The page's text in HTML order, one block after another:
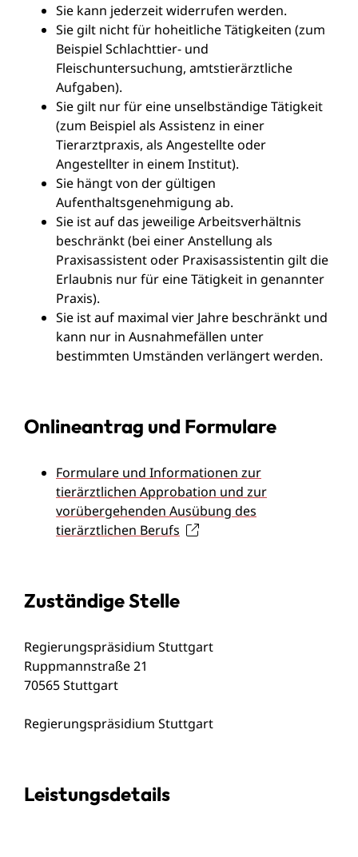
Sie kann jederzeit widerrufen werden.
Sie gilt nicht für hoheitliche Tätigkeiten (zum
Beispiel Schlachttier- und
Fleischuntersuchung, amtstierärztliche
Aufgaben).
Sie gilt nur für eine unselbständige Tätigkeit
(zum Beispiel als Assistenz in einer
Tierarztpraxis, als Angestellte oder
Angestellter in einem Institut).
Sie hängt von der gültigen
Aufenthaltsgenehmigung ab.
Sie ist auf das jeweilige Arbeitsverhältnis
beschränkt (bei einer Anstellung als
Praxisassistent oder Praxisassistentin gilt die
Erlaubnis nur für eine Tätigkeit in genannter
Praxis).
Sie ist auf maximal vier Jahre beschränkt und
kann nur in Ausnahmefällen unter
bestimmten Umständen verlängert werden.
Onlineantrag und Formulare
Formulare und Informationen zur
tierärztlichen Approbation und zur
vorübergehenden Ausübung des
tierärztlichen Berufs
Zuständige Stelle
Regierungspräsidium Stuttgart
Ruppmannstraße 21
70565 Stuttgart
Regierungspräsidium Stuttgart
Leistungsdetails